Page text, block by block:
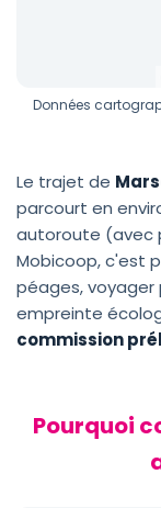
Données
Le trajet de
parcourt en
autoroute (avec
Mobicoop, c'est
péages, voyager
empreinte
commission
Pourquoi